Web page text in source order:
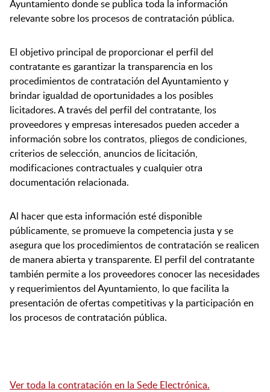
Ayuntamiento donde se publica toda la información
relevante sobre los procesos de contratación pública.
El objetivo principal de proporcionar el perfil del
contratante es garantizar la transparencia en los
procedimientos de contratación del Ayuntamiento y
brindar igualdad de oportunidades a los posibles
licitadores. A través del perfil del contratante, los
proveedores y empresas interesados pueden acceder a
información sobre los contratos, pliegos de condiciones,
criterios de selección, anuncios de licitación,
modificaciones contractuales y cualquier otra
documentación relacionada.
Al hacer que esta información esté disponible
públicamente, se promueve la competencia justa y se
asegura que los procedimientos de contratación se realicen
de manera abierta y transparente. El perfil del contratante
también permite a los proveedores conocer las necesidades
y requerimientos del Ayuntamiento, lo que facilita la
presentación de ofertas competitivas y la participación en
los procesos de contratación pública.
Ver toda la contratación en la Sede Electrónica.